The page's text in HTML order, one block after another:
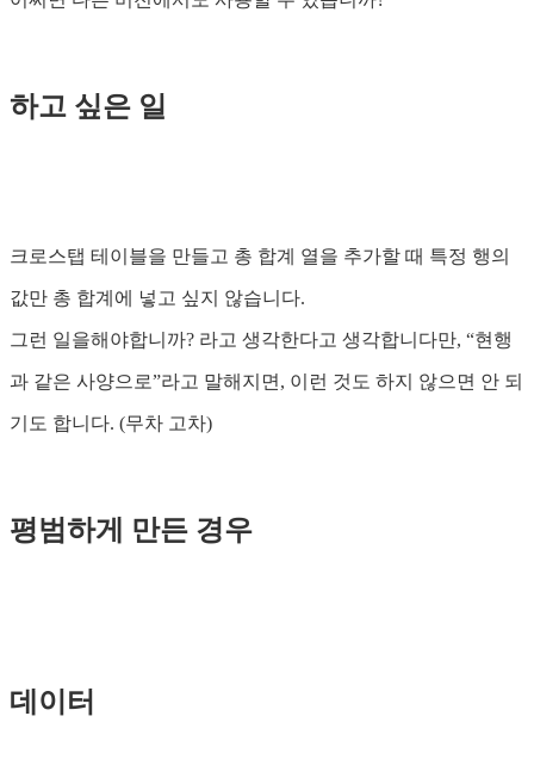
하고 싶은 일
크로스탭 테이블을 만들고 총 합계 열을 추가할 때 특정 행의
값만 총 합계에 넣고 싶지 않습니다.
그런 일을해야합니까? 라고 생각한다고 생각합니다만, “현행
과 같은 사양으로”라고 말해지면, 이런 것도 하지 않으면 안 되
기도 합니다. (무차 고차)
평범하게 만든 경우
데이터